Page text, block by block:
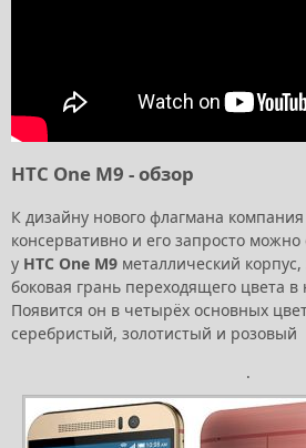
HTC One M9 - обзор
К дизайну нового флагмана компания
консервативно и его запросто можно
у HTC One M9 металлический
боковая грань переходящего цвета в
Появится он в четырёх основных
серебристый, золотистый и розовый
.